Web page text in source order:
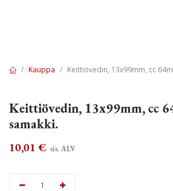
Kauppa Keittiövedin, 13x99mm, cc
Keittiövedin, 13x99mm, cc
samakki.
10,01 € sis. ALV